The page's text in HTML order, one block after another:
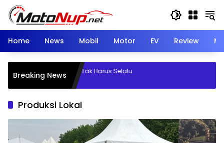
Skip
content
Home
News Mobil Motor EV Review
Breaking News
Insentif Motor Listrik Tak Harus Selalu
Produksi Lokal